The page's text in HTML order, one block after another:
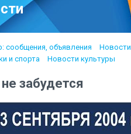
сообщения, объявления Новости
и спорта
Новости культуры
забудется